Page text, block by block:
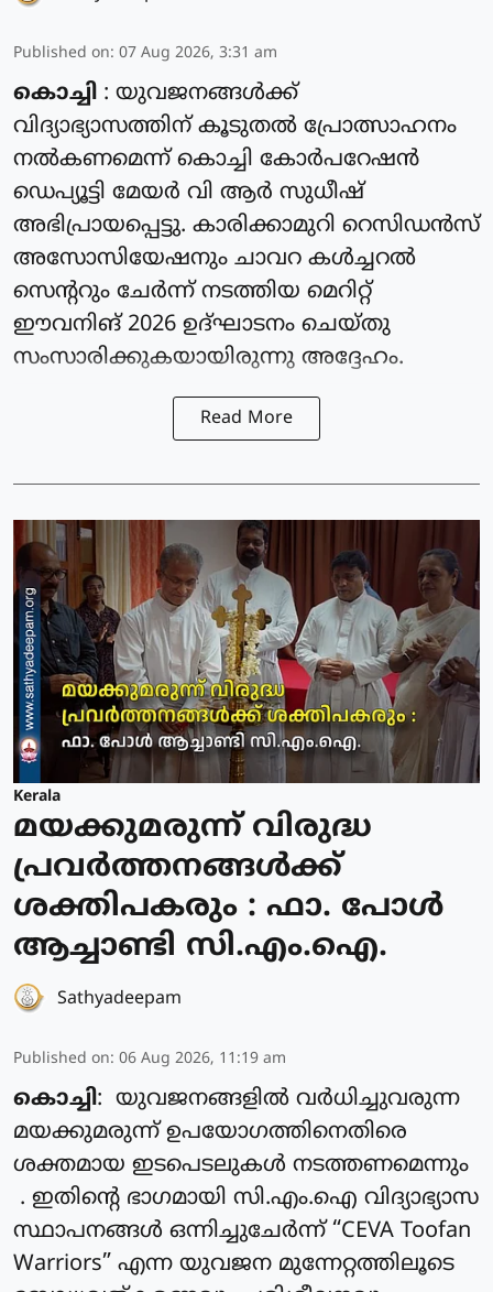
Published on: 07 Aug 2026, 3:31 am
കൊച്ചി : യുവജനങ്ങൾക്ക്
വിദ്യാഭ്യാസത്തിന് കൂടുതൽ പ്രോത്സാഹനം
നൽകണമെന്ന് കൊച്ചി കോർപറേഷൻ
ഡെപ്യൂട്ടി മേയർ വി ആർ സുധീഷ്
അഭിപ്രായപ്പെട്ടു. കാരിക്കാമുറി റെസിഡൻസ്
അസോസിയേഷനും ചാവറ കൾച്ചറൽ
സെന്ററും ചേർന്ന് നടത്തിയ മെറിറ്റ്
ഈവനിങ് 2026 ഉദ്ഘാടനം ചെയ്തു
സംസാരിക്കുകയായിരുന്നു അദ്ദേഹം.
Read More
Kerala
മയക്കുമരുന്ന് വിരുദ്ധ
പ്രവർത്തനങ്ങൾക്ക്
ശക്തിപകരും : ഫാ. പോൾ
ആച്ചാണ്ടി സി.എം.ഐ.
Sathyadeepam
Published on: 06 Aug 2026, 11:19 am
കൊച്ചി: യുവജനങ്ങളിൽ വർധിച്ചുവരുന്ന
മയക്കുമരുന്ന് ഉപയോഗത്തിനെതിരെ
ശക്തമായ ഇടപെടലുകൾ നടത്തണമെന്നും
. ഇതിന്റെ ഭാഗമായി സി.എം.ഐ വിദ്യാഭ്യാസ
സ്ഥാപനങ്ങൾ ഒന്നിച്ചുചേർന്ന് “CEVA Toofan
Warriors” എന്ന യുവജന മുന്നേറ്റത്തിലൂടെ